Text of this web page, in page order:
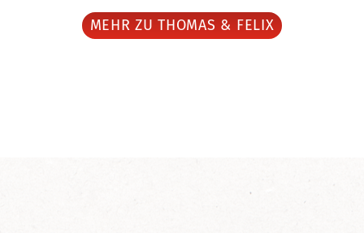
MEHR ZU THOMAS & FELIX